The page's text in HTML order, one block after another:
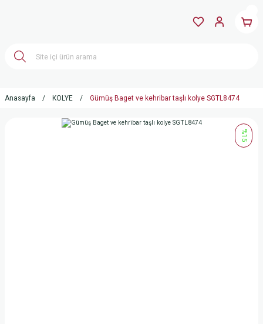
Anasayfa KOLYE Gümüş Baget ve kehribar taşlı kolye SGTL8474
%15